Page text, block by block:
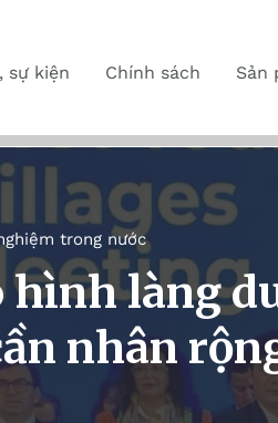
sự kiện Chính sách Sản
trong nước
hình làng
nhân